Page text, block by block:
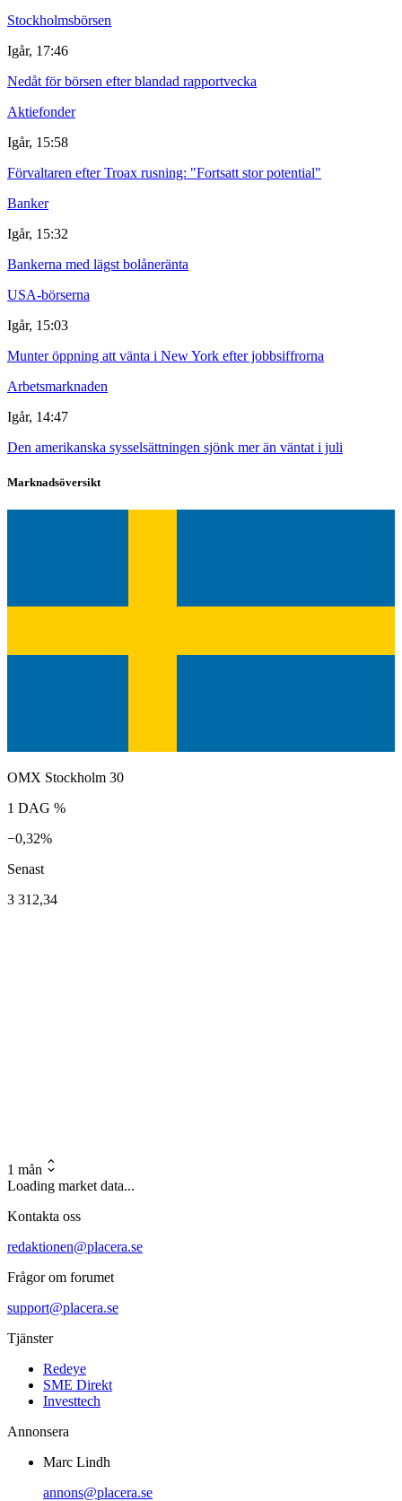
Stockholmsbörsen
Igår, 17:46
Nedåt för börsen efter blandad rapportvecka
Aktiefonder
Igår, 15:58
Förvaltaren efter Troax rusning: "Fortsatt stor potential"
Banker
Igår, 15:32
Bankerna med lägst bolåneränta
USA-börserna
Igår, 15:03
Munter öppning att vänta i New York efter jobbsiffrorna
Arbetsmarknaden
Igår, 14:47
Den amerikanska sysselsättningen sjönk mer än väntat i juli
Marknadsöversikt
OMX Stockholm 30
1 DAG %
−0,32%
Senast
3 312,34
1 mån
Loading market data...
Kontakta oss
redaktionen@placera.se
Frågor om forumet
support@placera.se
Tjänster
Redeye
SME Direkt
Investtech
Annonsera
Marc Lindh
annons@placera.se